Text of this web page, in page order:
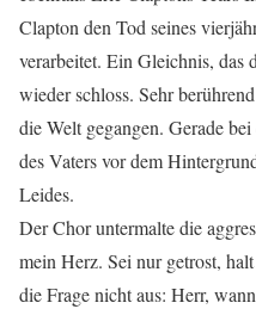
Clapton den Tod seines
verarbeitet. Ein Gleichnis,
wieder schloss. Sehr
die Welt gegangen. Gerade
des Vaters vor dem
Leides.
Der Chor untermalte die
mein Herz. Sei nur getrost,
die Frage nicht aus: Herr,